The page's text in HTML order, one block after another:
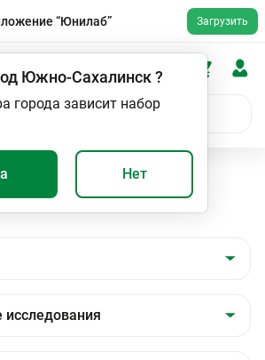
“Юнилаб” Загрузить
Южно-Сахалинск?
города зависит набор
Нет
Биохимические
микроэлементы